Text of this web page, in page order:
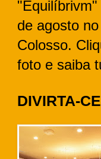
"Equilíbrivm"
de agosto no
Colosso.
foto e saiba
DIVIRTA-